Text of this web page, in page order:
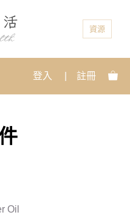
資源
登入 註冊
Oil